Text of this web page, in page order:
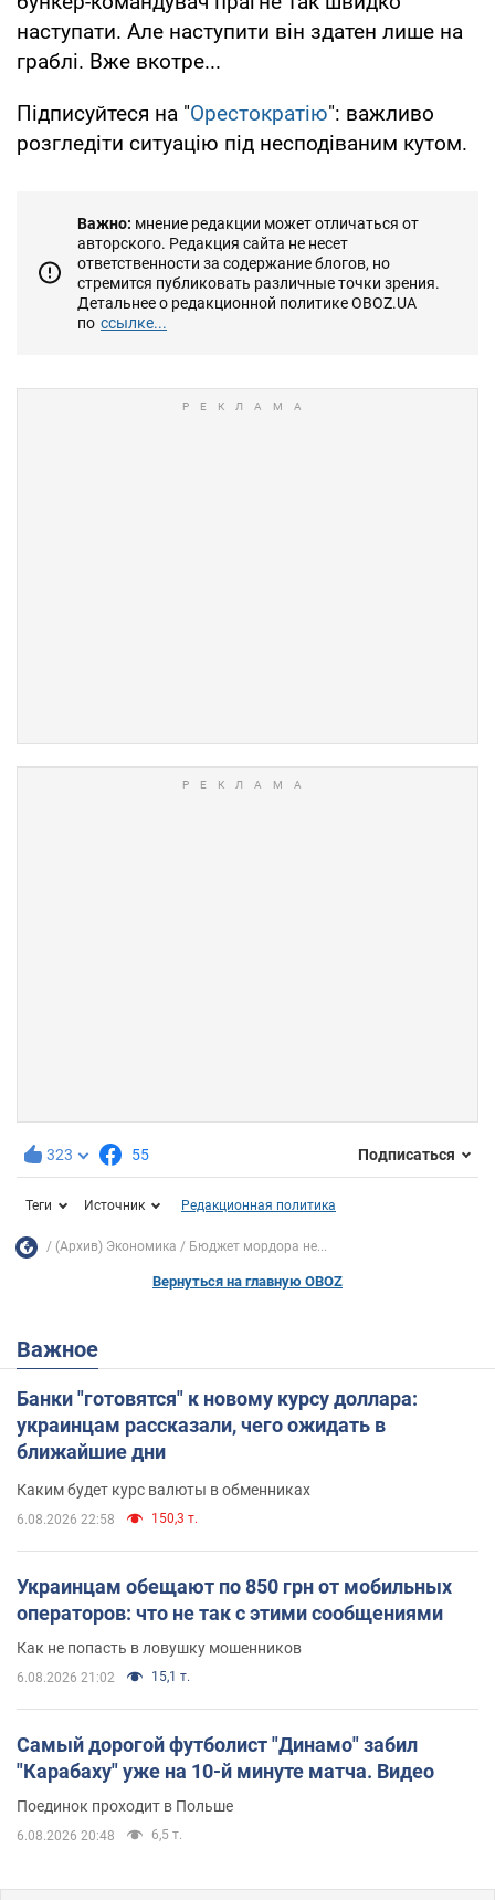
наступати. Але наступити він здатен лише на
граблі. Вже вкотре...
Підписуйтеся на "Орестократію": важливо
розгледіти ситуацію під несподіваним кутом.
Важно: мнение редакции может отличаться от
авторского. Редакция сайта не несет
ответственности за содержание блогов, но
стремится публиковать различные точки зрения.
Детальнее о редакционной политике OBOZ.UA
по ссылке...
323 55 Подписаться
Теги Источник Редакционная политика
(Архив) Экономика Бюджет мордора не...
Вернуться на главную OBOZ
Важное
Банки "готовятся" к новому курсу доллара:
украинцам рассказали, чего ожидать в
ближайшие дни
Каким будет курс валюты в обменниках
6.08.2026 22:58 150,3 т.
Украинцам обещают по 850 грн от мобильных
операторов: что не так с этими сообщениями
Как не попасть в ловушку мошенников
6.08.2026 21:02 15,1 т.
Самый дорогой футболист "Динамо" забил
"Карабаху" уже на 10-й минуте матча. Видео
Поединок проходит в Польше
6.08.2026 20:48 6,5 т.